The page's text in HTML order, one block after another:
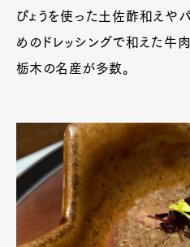
ぴょうを使った土佐酢和えやパ
めのドレッシングで和えた牛肉
栃木の名産が多数。